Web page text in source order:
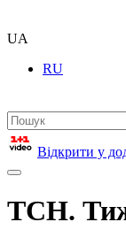
UA
RU
Відкрити у
ТСН.